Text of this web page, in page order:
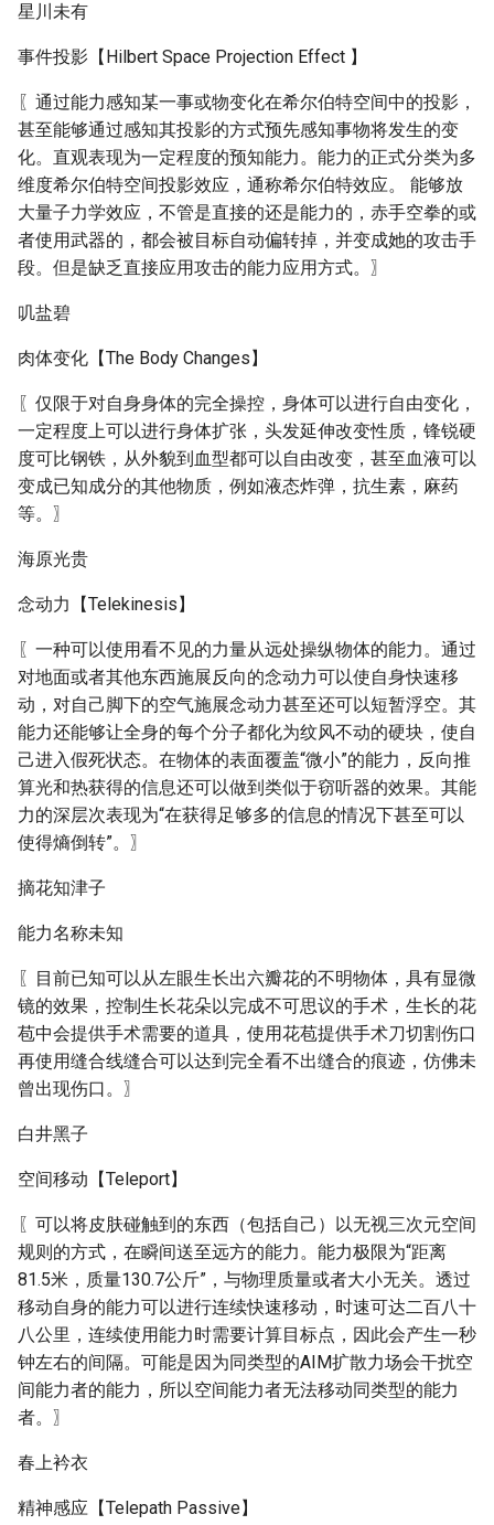
星川未有
事件投影【Hilbert Space Projection Effect 】
〖通过能力感知某一事或物变化在希尔伯特空间中的投影，
甚至能够通过感知其投影的方式预先感知事物将发生的变
化。直观表现为一定程度的预知能力。能力的正式分类为多
维度希尔伯特空间投影效应，通称希尔伯特效应。 能够放
大量子力学效应，不管是直接的还是能力的，赤手空拳的或
者使用武器的，都会被目标自动偏转掉，并变成她的攻击手
段。但是缺乏直接应用攻击的能力应用方式。〗
叽盐碧
肉体变化【The Body Changes】
〖仅限于对自身身体的完全操控，身体可以进行自由变化，
一定程度上可以进行身体扩张，头发延伸改变性质，锋锐硬
度可比钢铁，从外貌到血型都可以自由改变，甚至血液可以
变成已知成分的其他物质，例如液态炸弹，抗生素，麻药
等。〗
海原光贵
念动力【Telekinesis】
〖一种可以使用看不见的力量从远处操纵物体的能力。通过
对地面或者其他东西施展反向的念动力可以使自身快速移
动，对自己脚下的空气施展念动力甚至还可以短暂浮空。其
能力还能够让全身的每个分子都化为纹风不动的硬块，使自
己进入假死状态。在物体的表面覆盖“微小”的能力，反向推
算光和热获得的信息还可以做到类似于窃听器的效果。其能
力的深层次表现为“在获得足够多的信息的情况下甚至可以
使得熵倒转”。〗
摘花知津子
能力名称未知
〖目前已知可以从左眼生长出六瓣花的不明物体，具有显微
镜的效果，控制生长花朵以完成不可思议的手术，生长的花
苞中会提供手术需要的道具，使用花苞提供手术刀切割伤口
再使用缝合线缝合可以达到完全看不出缝合的痕迹，仿佛未
曾出现伤口。〗
白井黑子
空间移动【Teleport】
〖可以将皮肤碰触到的东西（包括自己）以无视三次元空间
规则的方式，在瞬间送至远方的能力。能力极限为“距离
81.5米，质量130.7公斤”，与物理质量或者大小无关。透过
移动自身的能力可以进行连续快速移动，时速可达二百八十
八公里，连续使用能力时需要计算目标点，因此会产生一秒
钟左右的间隔。可能是因为同类型的AIM扩散力场会干扰空
间能力者的能力，所以空间能力者无法移动同类型的能力
者。〗
春上衿衣
精神感应【Telepath Passive】